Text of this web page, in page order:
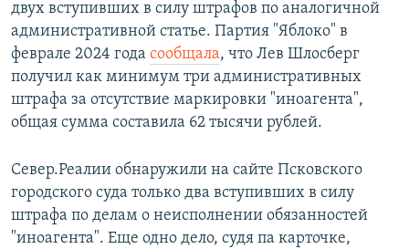
двух вступивших в силу штрафов по аналогичной
административной статье. Партия "Яблоко" в
феврале 2024 года сообщала, что Лев Шлосберг
получил как минимум три административных
штрафа за отсутствие маркировки "иноагента",
общая сумма составила 62 тысячи рублей.
Север.Реалии обнаружили на сайте Псковского
городского суда только два вступивших в силу
штрафа по делам о неисполнении обязанностей
"иноагента". Еще одно дело, судя па карточке,